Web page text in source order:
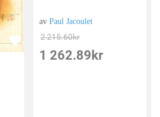
avPaul Jacoulet
2 215.60kr
1 262.89 kr